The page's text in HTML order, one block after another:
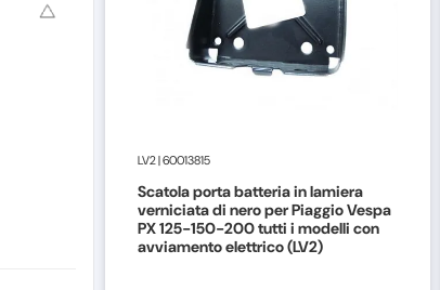
LV2|60013815
Scatola porta batteria in lamiera
verniciata di nero per Piaggio Vespa
PX 125-150-200 tutti i modelli con
avviamento elettrico (LV2)